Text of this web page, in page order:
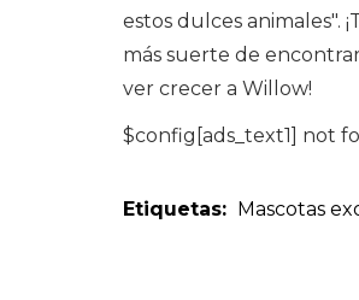
estos dulces animales".
más suerte de
ver crecer a Willow!
$config[ads_text1] not
Etiquetas: Mascotas